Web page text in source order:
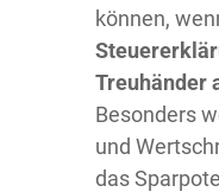
können,
Treuhänder
Besonders
und
das